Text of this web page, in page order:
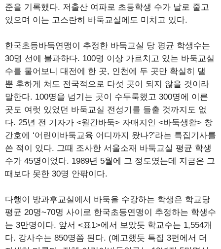
준을 기록했다. 저출산 여파로 초등학생 수가 날로 줄고
있으며 이는 고스란히 바둑교실에도 미치고 있다.
한국초등바둑연맹이 추정한 바둑교실 당 평균 학생수는
30명 선에 불과하다. 100명 이상 가르치고 있는 바둑교실
수를 물어보니 대전에 한 곳, 인천에 두 곳만 확실히 댈
뿐 후하게 쳐도 전국적으로 다섯 곳이 되지 않을 것이라
말한다. 100명을 넘기는 곳이 수두룩했고 300명에 이른
곳도 여럿 있었던 바둑교실 전성기를 들출 것까지도 없
다. 25년 전 기자가 <월간바둑> 자매지인 <바둑생활> 창
간호에 ‘어린이바둑교육 어디까지 왔나?’라는 특집기사를
쓴 적이 있다. 그때 조사한 서울소재 바둑교실 평균 학생
수가 45명이었다. 1989년 5월에 그 정도였는데 지금은 그
때보다 못한 30명 안팎이다.
다행이 방과후교실에서 바둑을 수강하는 학생은 학교당
평균 20명~70명 사이로 한국초등연맹이 추정하는 학생수
는 3만명이다. 앞서 <표1>에서 보았듯 학교수는 1,554개
다. 강사수는 850명쯤 된다. (예고했듯 특집 3편에서 더